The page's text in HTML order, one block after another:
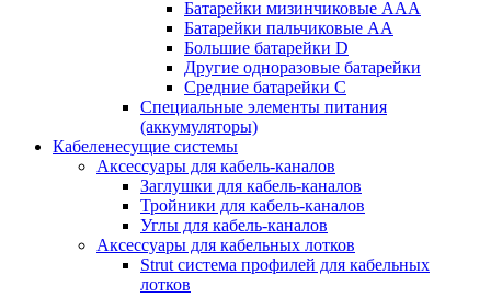
Батарейки мизинчиковые ААА
Батарейки пальчиковые АА
Большие батарейки D
Другие одноразовые батарейки
Средние батарейки C
Специальные элементы питания
(аккумуляторы)
Кабеленесущие системы
Аксессуары для кабель-каналов
Заглушки для кабель-каналов
Тройники для кабель-каналов
Углы для кабель-каналов
Аксессуары для кабельных лотков
Strut система профилей для кабельных
лотков